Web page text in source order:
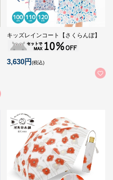
キッズレインコート【さくらんぼ】
3,630円(税込)